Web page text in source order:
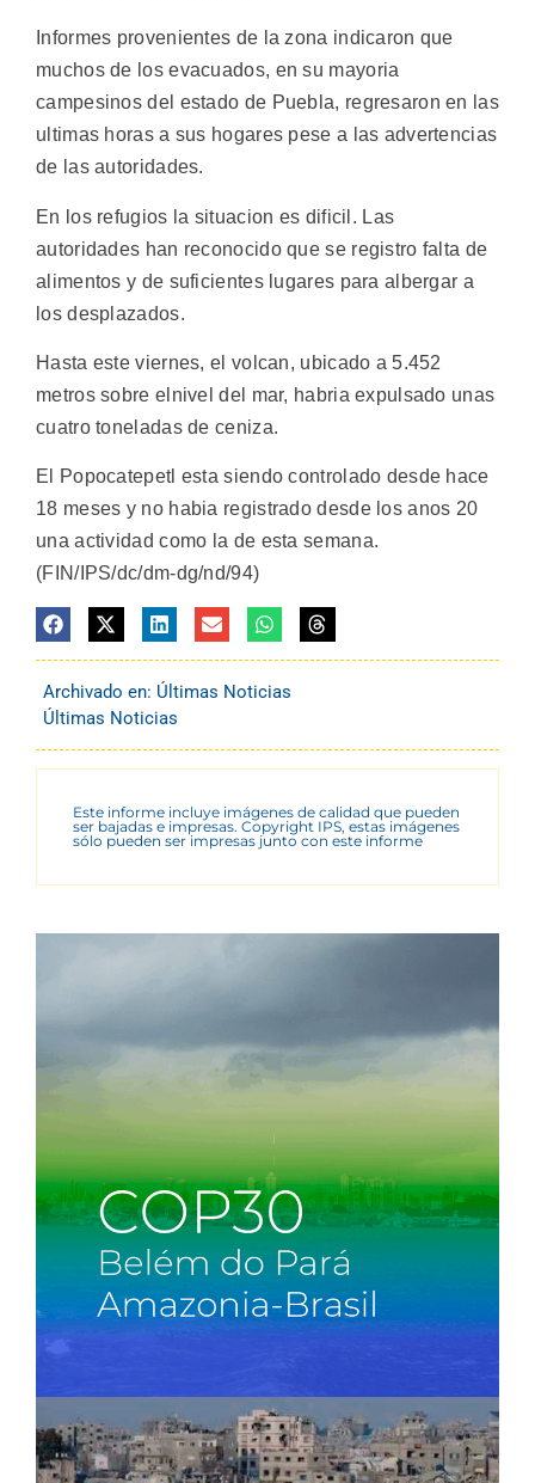
Informes provenientes de la zona indicaron que
muchos de los evacuados, en su mayoria
campesinos del estado de Puebla, regresaron en las
ultimas horas a sus hogares pese a las advertencias
de las autoridades.
En los refugios la situacion es dificil. Las
autoridades han reconocido que se registro falta de
alimentos y de suficientes lugares para albergar a
los desplazados.
Hasta este viernes, el volcan, ubicado a 5.452
metros sobre elnivel del mar, habria expulsado unas
cuatro toneladas de ceniza.
El Popocatepetl esta siendo controlado desde hace
18 meses y no habia registrado desde los anos 20
una actividad como la de esta semana.
(FIN/IPS/dc/dm-dg/nd/94)
Archivado en: Últimas Noticias
Últimas Noticias
Este informe incluye imágenes de calidad que pueden
ser bajadas e impresas. Copyright IPS, estas imágenes
sólo pueden ser impresas junto con este informe